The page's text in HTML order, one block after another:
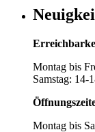
Montag bis
Samstag: 14-
Montag bis